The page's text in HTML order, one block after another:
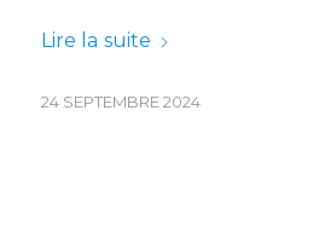
Lire la suite
24 SEPTEMBRE 2024